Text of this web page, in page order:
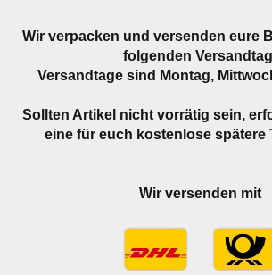
Wir verpacken und versenden eure
folgenden
Versandtage sind Montag,
Sollten Artikel nicht vorrätig sein,
eine für euch kostenlose spätere
Wir versenden mit